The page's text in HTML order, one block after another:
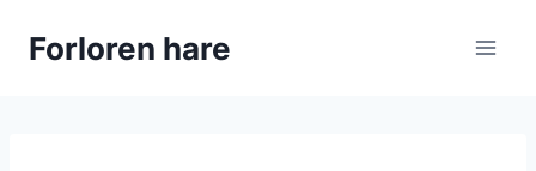
Forloren hare